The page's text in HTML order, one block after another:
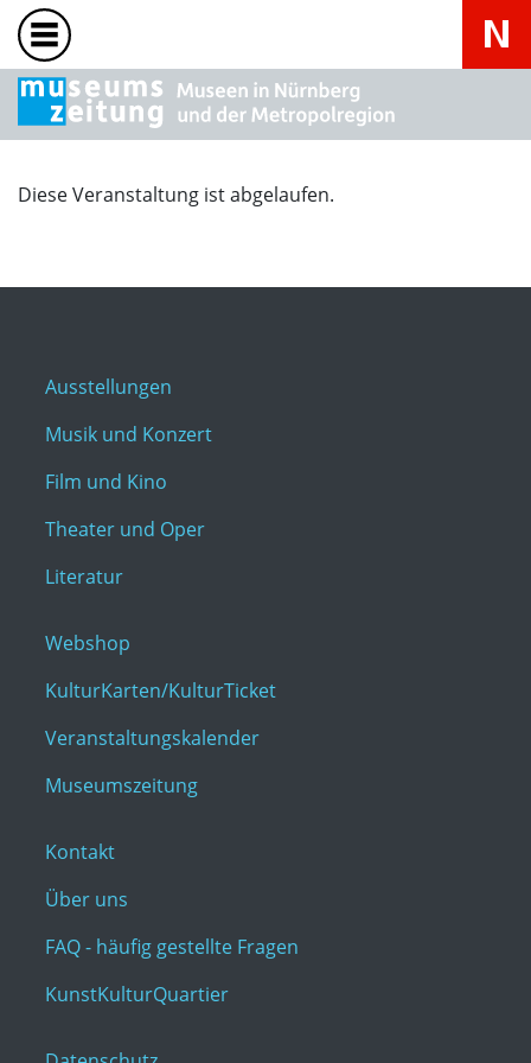
Diese Veranstaltung ist abgelaufen.
Ausstellungen
Musik und Konzert
Film und Kino
Theater und Oper
Literatur
Webshop
KulturKarten/KulturTicket
Veranstaltungskalender
Museumszeitung
Kontakt
Über uns
FAQ - häufig gestellte Fragen
KunstKulturQuartier